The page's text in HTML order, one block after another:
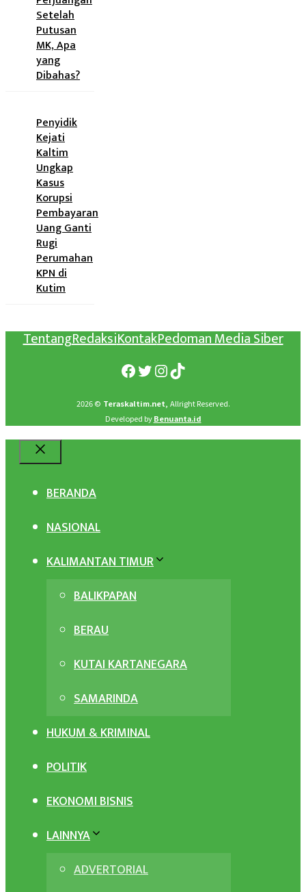
Setelah
Putusan
MK, Apa
yang
Dibahas?
Penyidik
Kejati
Kaltim
Ungkap
Kasus
Korupsi
Pembayaran
Uang Ganti
Rugi
Perumahan
KPN di
Kutim
TentangRedaksiKontakPedoman Media Siber
Facebook
Twitter
Instagram
TikTok
2026 © Teraskaltim.net, Allright Reserved.
Developed byBenuanta.id
BERANDA
NASIONAL
KALIMANTAN TIMUR
BALIKPAPAN
BERAU
KUTAI KARTANEGARA
SAMARINDA
HUKUM & KRIMINAL
POLITIK
EKONOMI BISNIS
LAINNYA
ADVERTORIAL